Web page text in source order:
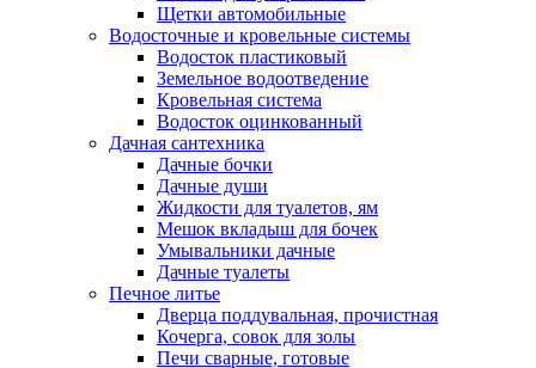
Щетки автомобильные
Водосточные и кровельные системы
Водосток пластиковый
Земельное водоотведение
Кровельная система
Водосток оцинкованный
Дачная сантехника
Дачные бочки
Дачные души
Жидкости для туалетов, ям
Мешок вкладыш для бочек
Умывальники дачные
Дачные туалеты
Печное литье
Дверца поддувальная, прочистная
Кочерга, совок для золы
Печи сварные, готовые